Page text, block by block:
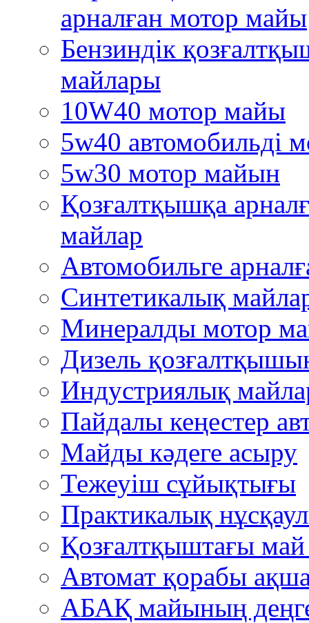
арналған мотор майы
Бензиндік
майлары
10W40 мотор майы
5w40 автомобильді
5w30 мотор майын
Қозғалтқышқа
майлар
Автомобильге
Синтетикалық
Минералды мотор
Дизель
Индустриялық
Пайдалы кеңестер
Mайды кәдеге асыру
Тежеуіш cұйықтығы
Практикалық
Қозғалтқыштағы
Автомат қорабы
АБАҚ майының